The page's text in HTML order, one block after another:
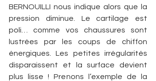
BERNOUILLI nous indique alors que la
pression diminue. Le cartilage est
poli… comme vos chaussures sont
lustrées par les coups de chiffon
énergiques. Les petites irrégularités
disparaissent et la surface devient
plus lisse ! Prenons l’exemple de la